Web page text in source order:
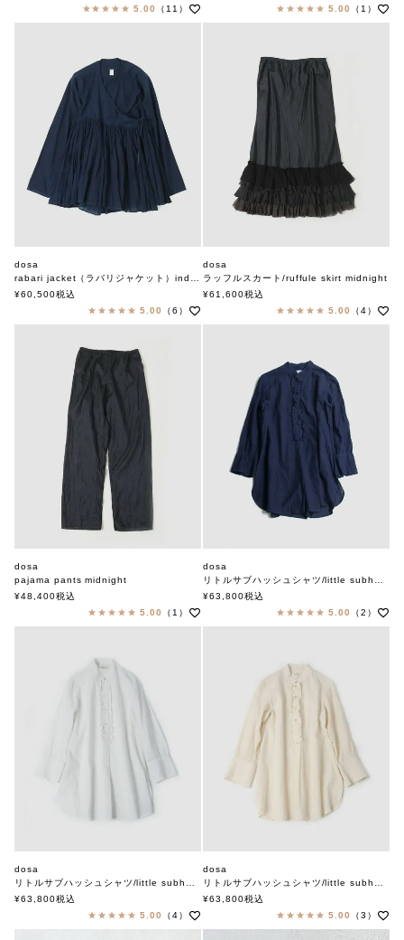
5.00
（11）
5.00
（1）
dosa
rabari jacket（ラバリジャケット）indigo
ドーサ
¥60,500税込
5.00
（6）
dosa
ラッフルスカート/ruffule skirt midnight
ドーサ
¥61,600税込
5.00
（4）
dosa
pajama pants midnight
ドーサ
¥48,400税込
5.00
（1）
dosa
リトルサブハッシュシャツ/little subhash shirt
ドーサ
¥63,800税込
5.00
（2）
dosa
リトルサブハッシュシャツ/little subhash shirt
ドーサ
¥63,800税込
5.00
（4）
dosa
リトルサブハッシュシャツ/little subhash shirt
ドーサ
¥63,800税込
5.00
（3）